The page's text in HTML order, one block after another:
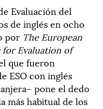
Evaluación del
de inglés en ocho
por The European
Evaluation of
que fueron
ESO con inglés
pone el dedo
más habitual de los